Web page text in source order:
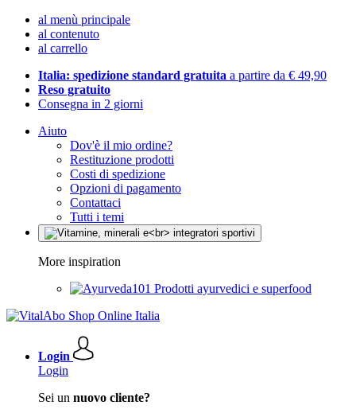
al menù principale
al contenuto
al carrello
Italia: spedizione standard gratuita a partire da € 49,90
Reso gratuito
Consegna in 2 giorni
Aiuto
Dov'è il mio ordine?
Restituzione prodotti
Costi di spedizione
Opzioni di pagamento
Contattaci
Tutti i temi
More inspiration
Prodotti ayurvedici e superfood
Login
Login
Sei un nuovo cliente?